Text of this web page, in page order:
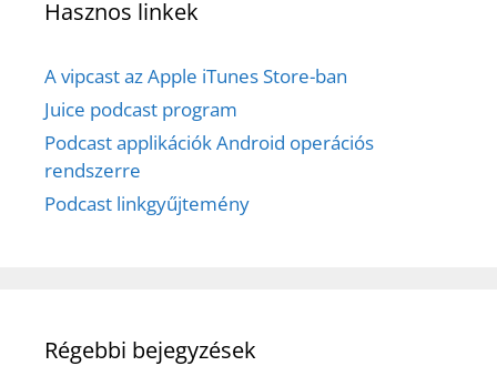
Hasznos linkek
A vipcast az Apple iTunes Store-ban
Juice podcast program
Podcast applikációk Android operációs
rendszerre
Podcast linkgyűjtemény
Régebbi bejegyzések